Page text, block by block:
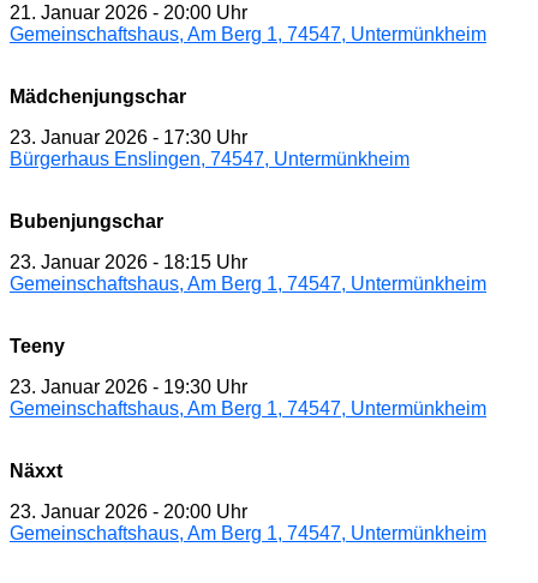
21. Januar 2026 - 20:00 Uhr
Gemeinschaftshaus, Am Berg 1, 74547, Untermünkheim
Mädchenjungschar
23. Januar 2026 - 17:30 Uhr
Bürgerhaus Enslingen, 74547, Untermünkheim
Bubenjungschar
23. Januar 2026 - 18:15 Uhr
Gemeinschaftshaus, Am Berg 1, 74547, Untermünkheim
Teeny
23. Januar 2026 - 19:30 Uhr
Gemeinschaftshaus, Am Berg 1, 74547, Untermünkheim
Näxxt
23. Januar 2026 - 20:00 Uhr
Gemeinschaftshaus, Am Berg 1, 74547, Untermünkheim